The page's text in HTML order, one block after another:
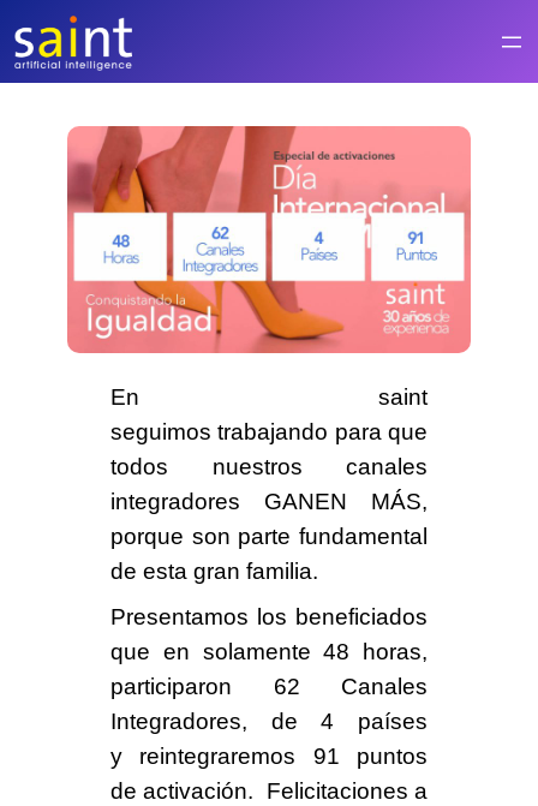
contenido
En saint
seguimostrabajando para que
todos nuestros canales
integradores GANEN MÁS,
porque son parte fundamental
de esta gran familia.
Presentamos los beneficiados
que en solamente48 horas,
participaron 62 Canales
Integradores, de4 países
y reintegraremos 91 puntos
deactivación. Felicitaciones a